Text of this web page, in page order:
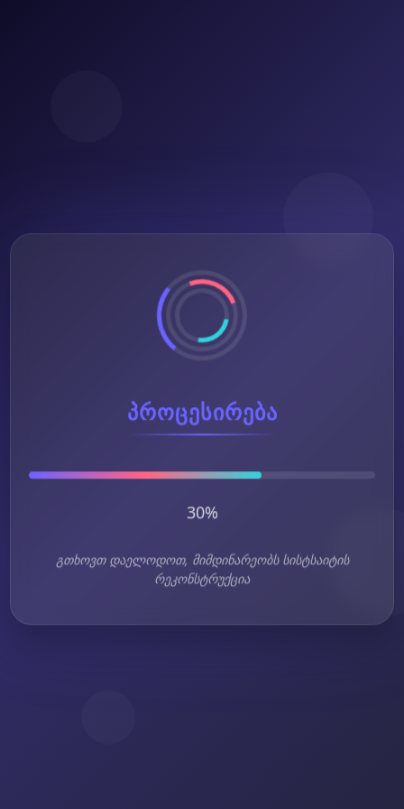
პროცესირება
30%
გთხოვთ დაელოდოთ, მიმდინარეობს სისტსაიტის
რეკონსტრუქცია